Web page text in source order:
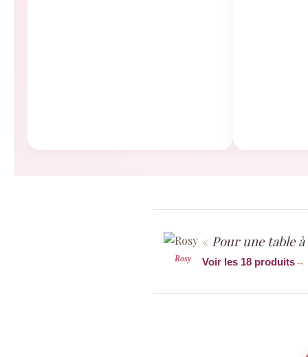
Rosy
Pour une table
Voir les 18 produits→